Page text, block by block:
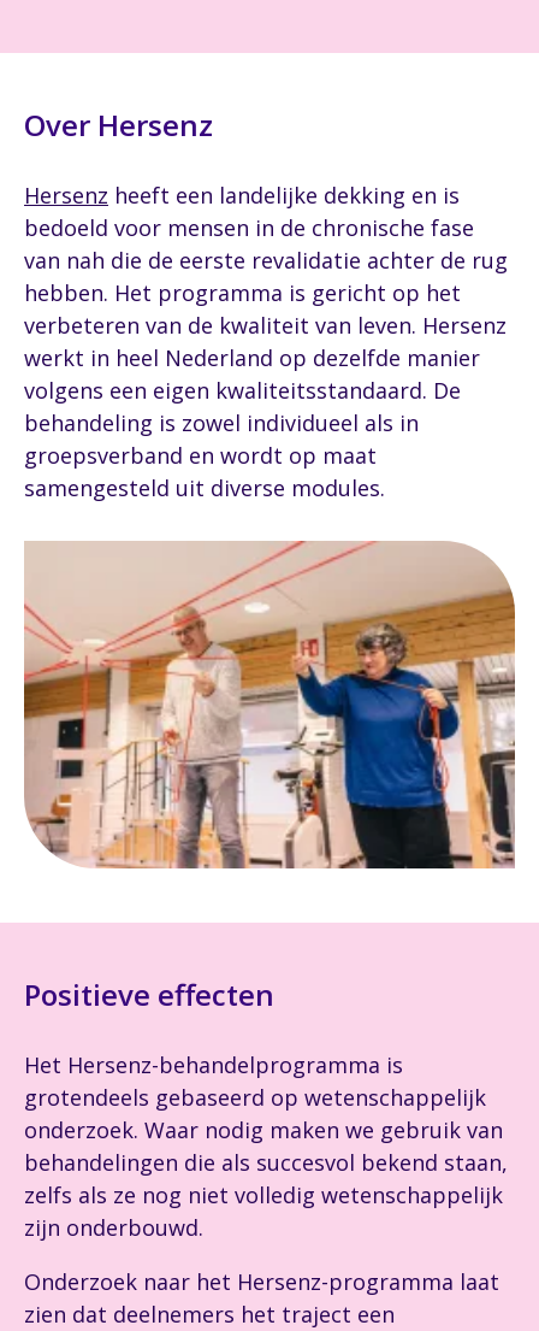
Over Hersenz
Hersenz heeft een landelijke dekking en is
bedoeld voor mensen in de chronische fase
van nah die de eerste revalidatie achter de rug
hebben. Het programma is gericht op het
verbeteren van de kwaliteit van leven. Hersenz
werkt in heel Nederland op dezelfde manier
volgens een eigen kwaliteitsstandaard. De
behandeling is zowel individueel als in
groepsverband en wordt op maat
samengesteld uit diverse modules.
Positieve effecten
Het Hersenz-behandelprogramma is
grotendeels gebaseerd op wetenschappelijk
onderzoek. Waar nodig maken we gebruik van
behandelingen die als succesvol bekend staan,
zelfs als ze nog niet volledig wetenschappelijk
zijn onderbouwd.
Onderzoek naar het Hersenz-programma laat
zien dat deelnemers het traject een